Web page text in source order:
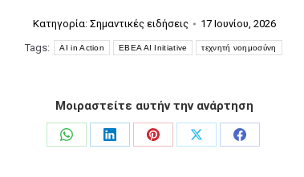
Κατηγορία: Σημαντικές ειδήσεις
17 Ιουνίου, 2026
Tags:
AI in Action EBEA AI Initiative τεχνητή νοημοσύνη
Μοιραστείτε αυτήν την ανάρτηση
Share
Share
Share
Share
Share